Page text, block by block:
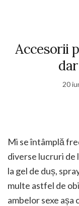
Accesorii
20
Mi se întâmplă
diverse lucruri de
la gel de duș,
multe astfel de
ambelor sexe așa